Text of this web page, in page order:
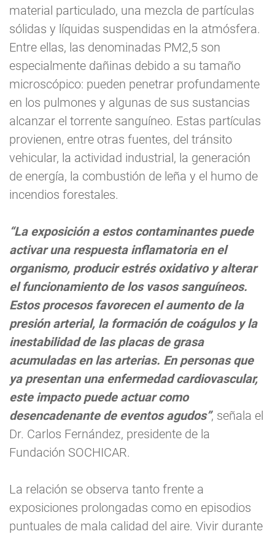
material particulado, una mezcla de partículas
sólidas y líquidas suspendidas en la atmósfera.
Entre ellas, las denominadas PM2,5 son
especialmente dañinas debido a su tamaño
microscópico: pueden penetrar profundamente
en los pulmones y algunas de sus sustancias
alcanzar el torrente sanguíneo. Estas partículas
provienen, entre otras fuentes, del tránsito
vehicular, la actividad industrial, la generación
de energía, la combustión de leña y el humo de
incendios forestales.
“La exposición a estos contaminantes puede
activar una respuesta inflamatoria en el
organismo, producir estrés oxidativo y alterar
el funcionamiento de los vasos sanguíneos.
Estos procesos favorecen el aumento de la
presión arterial, la formación de coágulos y la
inestabilidad de las placas de grasa
acumuladas en las arterias. En personas que
ya presentan una enfermedad cardiovascular,
este impacto puede actuar como
desencadenante de eventos agudos”, señala el
Dr. Carlos Fernández, presidente de la
Fundación SOCHICAR.
La relación se observa tanto frente a
exposiciones prolongadas como en episodios
puntuales de mala calidad del aire. Vivir durante